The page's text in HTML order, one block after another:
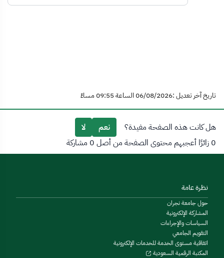
تاريخ آخر تعديل :06/08/2026 الساعة 09:55 مساءً
هل كانت هذه الصفحة مفيدة؟ نعم
لا
0 زائرًا أعجبهم محتوى الصفحة من أصل 0 مشاركة
نظرة عامة
حول جامعة نجران
المشاركة الإلكترونية
السياسات والإجراءات
التقويم الجامعي
اتفاقية مستوى الخدمة للخدمات الإلكترونية
المكتبة الرقمية السعودية